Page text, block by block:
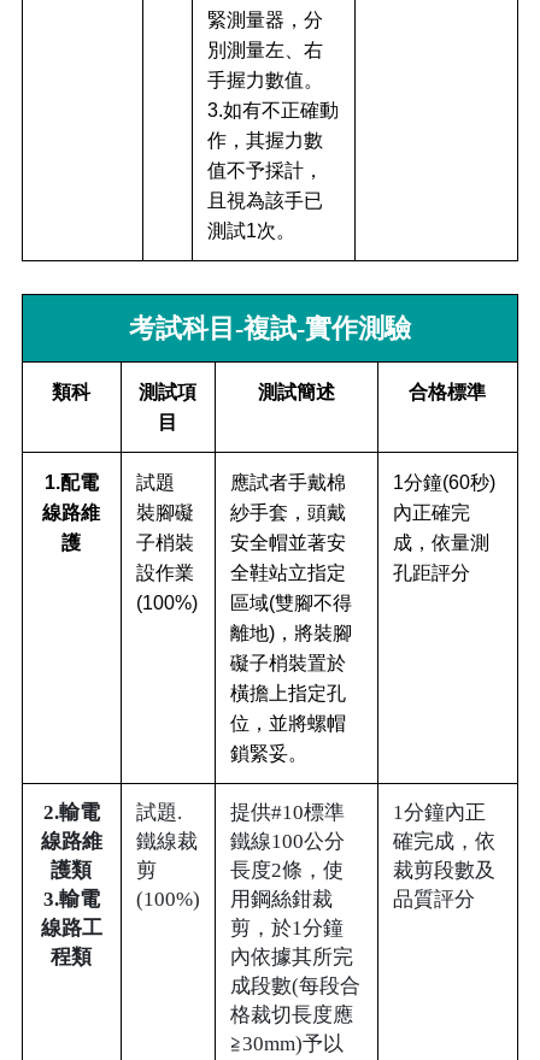
緊測量器，分
別測量左、右
手握力數值。
3.如有不正確動
作，其握力數
值不予採計，
且視為該手已
測試1次。
考試科目-複試-實作測驗
類科
測試項
目
測試簡述 合格標準
1.配電
線路維
護
試題
裝腳礙
子梢裝
設作業
(100%)
應試者手戴棉
紗手套，頭戴
安全帽並著安
全鞋站立指定
區域(雙腳不得
離地)，將裝腳
礙子梢裝置於
橫擔上指定孔
位，並將螺帽
鎖緊妥。
1分鐘(60秒)
內正確完
成，依量測
孔距評分
2.輸電
線路維
護類
3.輸電
線路工
程類
試題.
鐵線裁
剪
(100%)
提供#10標準
鐵線100公分
長度2條，使
用鋼絲鉗裁
剪，於1分鐘
內依據其所完
成段數(每段合
格裁切長度應
≧30mm)予以
1分鐘內正
確完成，依
裁剪段數及
品質評分